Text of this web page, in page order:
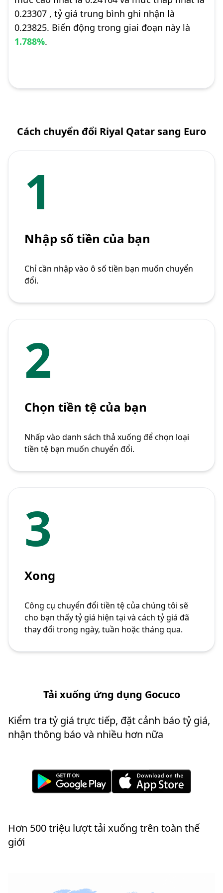
0.23307 , tỷ giá trung bình ghi nhận là
0.23825. Biến động trong giai đoạn này là
1.788%.
Cách chuyển đổi Riyal Qatar sang Euro
1
Nhập số tiền của bạn
Chỉ cần nhập vào ô số tiền bạn muốn chuyển
đổi.
2
Chọn tiền tệ của bạn
Nhấp vào danh sách thả xuống để chọn loại
tiền tệ bạn muốn chuyển đổi.
3
Xong
Công cụ chuyển đổi tiền tệ của chúng tôi sẽ
cho bạn thấy tỷ giá hiện tại và cách tỷ giá đã
thay đổi trong ngày, tuần hoặc tháng qua.
Tải xuống ứng dụng Gocuco
Kiểm tra tỷ giá trực tiếp, đặt cảnh báo tỷ giá,
nhận thông báo và nhiều hơn nữa
Hơn 500 triệu lượt tải xuống trên toàn thế
giới